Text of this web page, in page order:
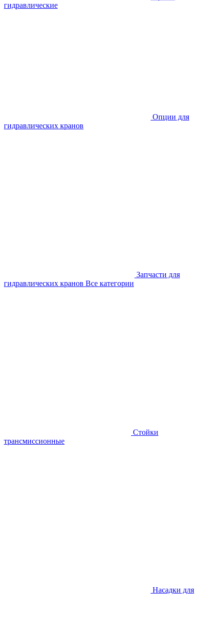
гидравлические
Опции для
гидравлических кранов
Запчасти для
гидравлических кранов Все категории
Стойки
трансмиссионные
Насадки для